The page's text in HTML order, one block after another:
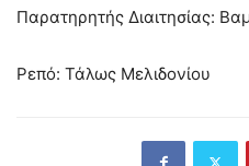
Παρατηρητής Διαιτησίας:
Ρεπό: Τάλως Μελιδονίου